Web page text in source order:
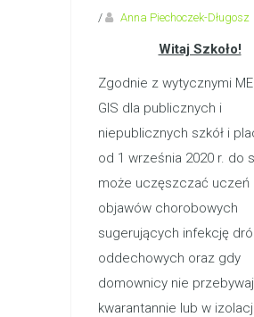
/
Anna Piechoczek-Długosz
Witaj Szkoło!
Zgodnie z wytycznymi
GIS dla publicznych i
niepublicznych szkół i
od 1 września 2020 r. do
może uczęszczać uczeń
objawów chorobowych
sugerujących infekcję
oddechowych oraz gdy
domownicy nie
kwarantannie lub w